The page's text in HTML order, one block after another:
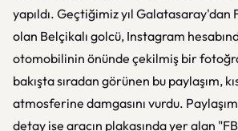
yapıldı. Geçtiğimiz yıl
olan Belçikalı golcü, Instagram
otomobilinin önünde çekilmiş bir
bakışta sıradan görünen bu paylaşım,
atmosferine damgasını vurdu.
detay ise aracın plakasında yer alan